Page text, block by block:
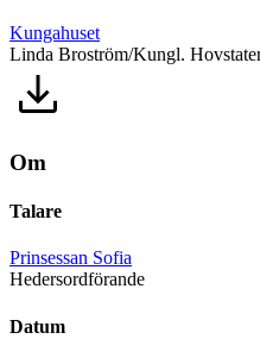
Kungahuset
Linda Broström/Kungl.
Om
Talare
Prinsessan Sofia
Hedersordförande
Datum